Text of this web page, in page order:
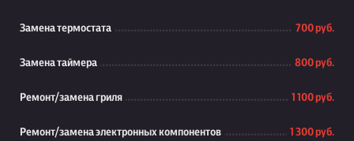
Замена термостата 700 руб.
Замена таймера 800 руб.
Ремонт/замена гриля 1 100 руб.
Ремонт/замена электронных компонентов 1 300 руб.